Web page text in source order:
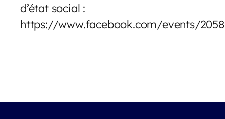
d’état social :
https://www.facebook.com/events/